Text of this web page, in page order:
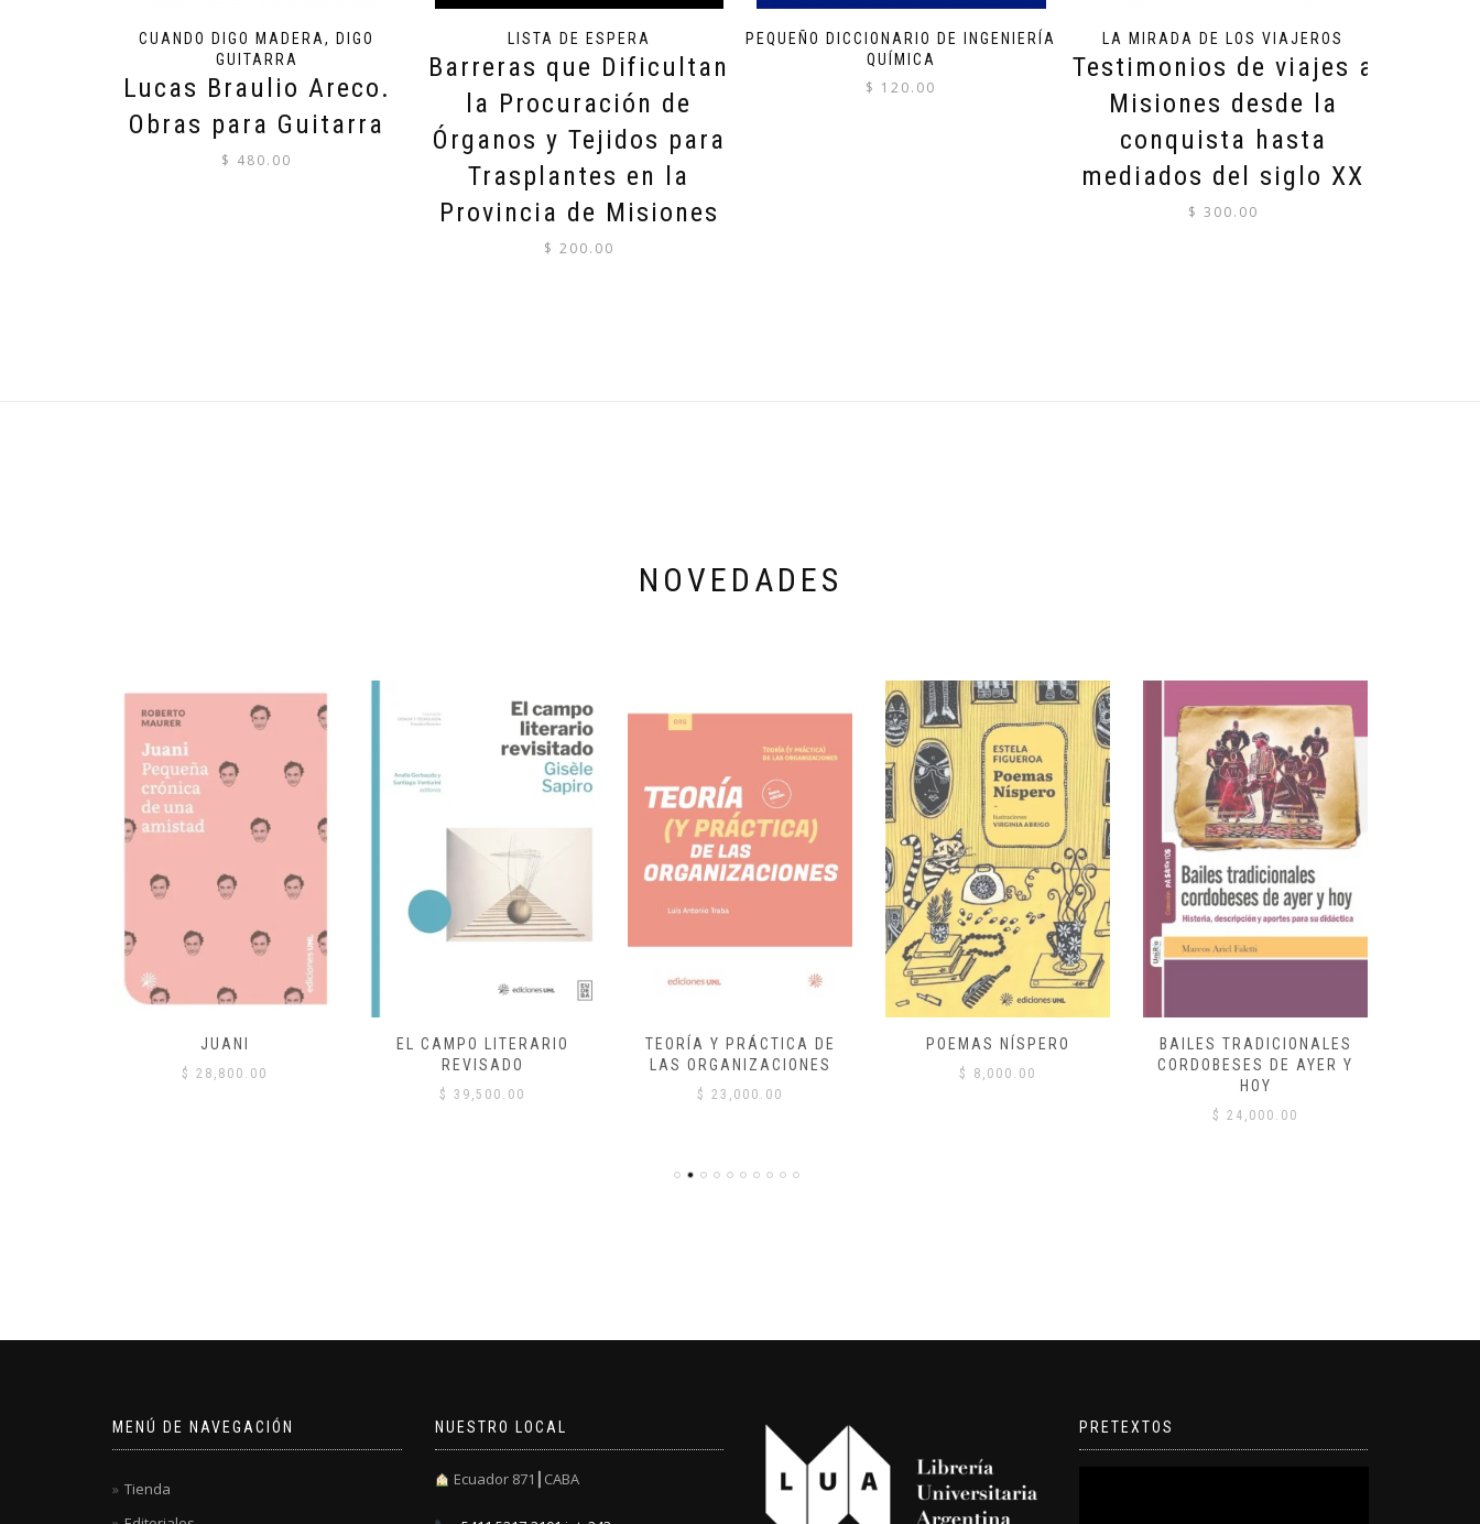
CUANDO DIGO MADERA, DIGO
GUITARRA
Lucas Braulio Areco.
Obras para Guitarra
$ 480.00
LISTA DE ESPERA
Barreras que Dificultan
la Procuración de
Órganos y Tejidos para
Trasplantes en la
Provincia de Misiones
$ 200.00
PEQUEÑO DICCIONARIO DE INGENIERÍA
QUÍMICA
$ 120.00
LA MIRADA DE LOS VIAJEROS
Testimonios de viajes a
Misiones desde la
conquista hasta
mediados del siglo XX
$ 300.00
NOVEDADES
JUANI
$ 28,800.00
EL CAMPO LITERARIO
REVISADO
$ 39,500.00
TEORÍA Y PRÁCTICA DE
LAS ORGANIZACIONES
$ 23,000.00
POEMAS NÍSPERO
$ 8,000.00
BAILES TRADICIONALES
CORDOBESES DE AYER Y
HOY
$ 24,000.00
MENÚ DE NAVEGACIÓN
Tienda
NUESTRO LOCAL
Ecuador 871┃CABA
PRETEXTOS